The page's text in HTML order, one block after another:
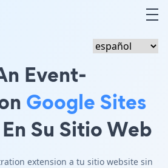
Event-
Google Sites
Su Sitio Web
extension a tu sitio website sin